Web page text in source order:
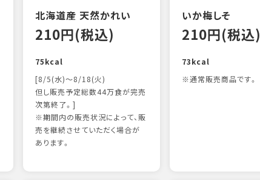
北海道産 天然かれい
210円(税込)
75kcal
[8/5(水)～8/18(火)
但し販売予定総数44万食が完売
次第終了。]
※期間内の販売状況によって、販
売を継続させていただく場合が
あります。
いか梅しそ
210円(税込)
73kcal
※通常販売商品です。